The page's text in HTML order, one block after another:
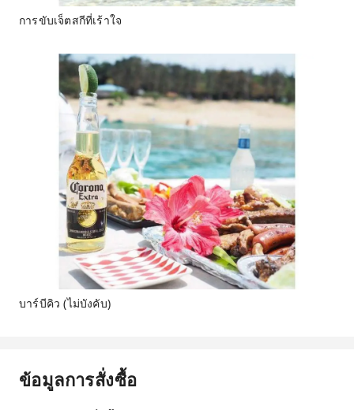
การขับเจ็ตสกีที่เร้าใจ
บาร์บีคิว (ไม่บังคับ)
ข้อมูลการสั่งซื้อ